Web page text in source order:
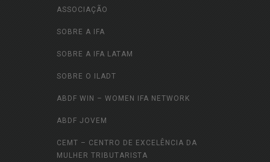
ASSOCIAÇÃO
SOBRE A IFA
SOBRE A IFA LATAM
SOBRE O ILADT
ABDF WIN – WOMEN IFA NETWORK
ABDF JOVEM
CEMT – CENTRO DE EXCELÊNCIA DA
MULHER TRIBUTARISTA